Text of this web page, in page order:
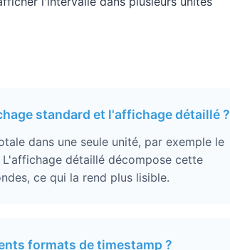
standard et l'affichage détaillé ?
dans une seule unité, par exemple le
détaillé décompose cette
ce qui la rend plus lisible.
formats de timestamp ?